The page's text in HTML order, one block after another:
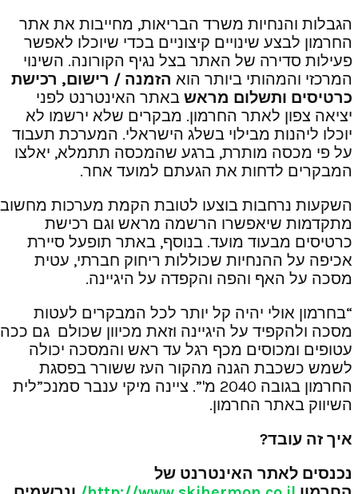
הגבלות והנחיות משרד הבריאות, מחייבות את אתר
החרמון לבצע שינויים קיצוניים בכדי שיוכלו לאפשר
פעילות סדירה של האתר בצל נגיף הקורונה. השינוי
המרכזי והמהותי ביותר הוא הזמנה / רישום, רכישת
כרטיסים ותשלום מראש באתר האינטרנט לפני
יציאה צפון לאתר החרמון. מבקרים שלא ירשמו לא
יוכלו ליהנות מבילוי בשלג הישראלי. המערכת תעבוד
על פי מכסה מותרת, ברגע שהמכסה תתמלא, יאלצו
המבקרים לדחות את הגעתם למועד אחר.
השקעות נרחבות בוצעו לטובת הקמת מערכות מחשוב
מתקדמות שיאפשרו הרשמה מראש וגם רכישת
כרטיסים מבעוד מועד. בנוסף, באתר תופעל סיירת
אכיפה על ההנחיות שכוללות ריחוק חברתי, עטית
מסכה על האף והפה והקפדה על היגיינה.
“בחרמון אולי יהיה קל יותר לכל המבקרים לעטות
מסכה ולהקפיד על היגיינה וזאת מכיוון שכולם גם ככה
עטופים ומכוסים מכף רגל עד ראש והמסכה יכולה
לשמש כשכבת הגנה מהקור העז ששורר בפסגת
החרמון בגובה 2040 מ'”. ציינה מיקי ענבר סמנכ”לית
השיווק באתר החרמון.
איך זה עובד?
נכנסים לאתר האינטרנט של